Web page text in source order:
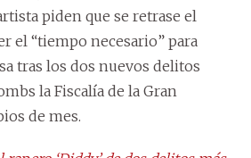
piden que se retrase el
el “tiempo necesario” para
tras los dos nuevos delitos
la Fiscalía de la Gran
de mes.